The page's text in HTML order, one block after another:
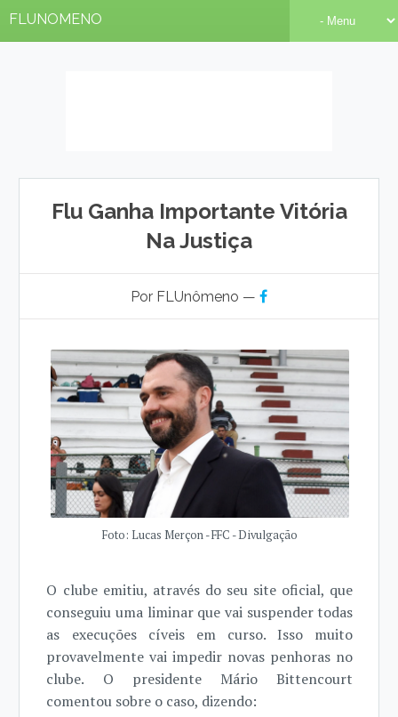
FLUNOMENO
Flu Ganha Importante Vitória
Na Justiça
Por FLUnômeno —
Foto: Lucas Merçon - FFC - Divulgação
O clube emitiu, através do seu site oficial, que
conseguiu uma liminar que vai suspender todas
as execuções cíveis em curso. Isso muito
provavelmente vai impedir novas penhoras no
clube. O presidente Mário Bittencourt
comentou sobre o caso, dizendo: